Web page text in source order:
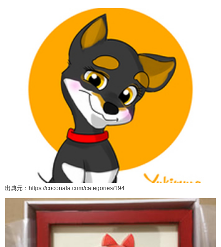
出典元：https://coconala.com/categories/194